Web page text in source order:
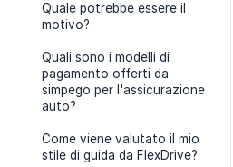
Quale potrebbe essere il
motivo?
Quali sono i modelli di
pagamento offerti da
simpego per l'assicurazione
auto?
Come viene valutato il mio
stile di guida da FlexDrive?